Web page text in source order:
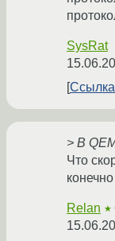
SysRat
Ссылка
> В
Что
Relan